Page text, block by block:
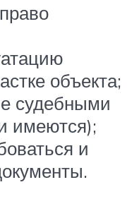
объекта;
судебными
имеются);
и